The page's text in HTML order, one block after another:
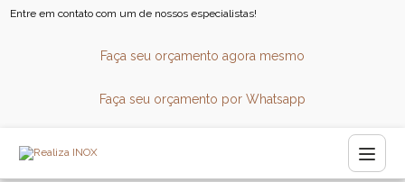
Entre em contato com um de nossos especialistas!
Faça seu orçamento agora mesmo
Faça seu orçamento por Whatsapp